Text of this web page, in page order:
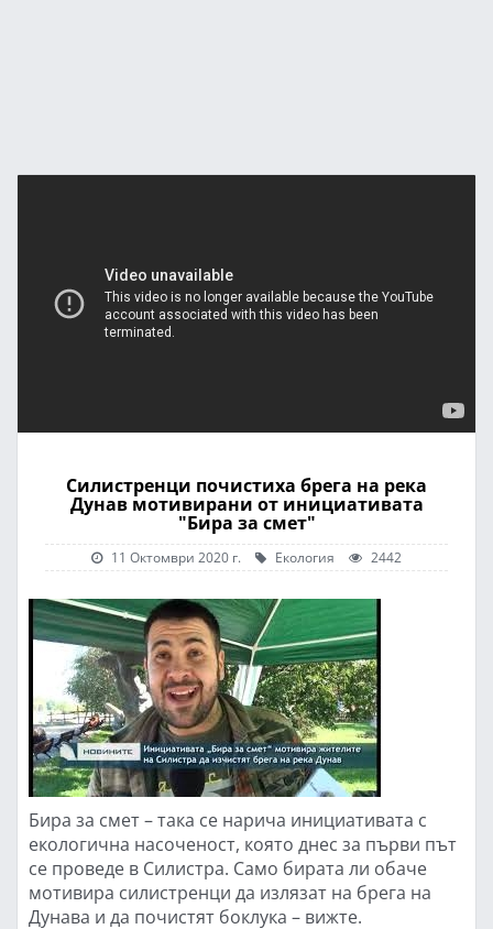
Силистренци почистиха брега на река
Дунав мотивирани от инициативата
"Бира за смет"
11 Октомври 2020 г. Екология 2442
Бира за смет – така се нарича инициативата с
екологична насоченост, която днес за първи път
се проведе в Силистра. Само бирата ли обаче
мотивира силистренци да излязат на брега на
Дунава и да почистят боклука – вижте.